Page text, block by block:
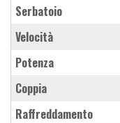
Serbatoio
Velocità
Potenza
Coppia
Raffreddamento